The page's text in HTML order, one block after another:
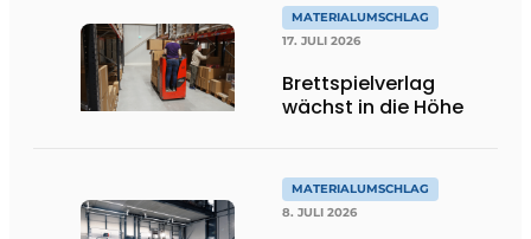
MATERIALUMSCHLAG
17. JULI 2026
Brettspielverlag
wächst in die Höhe
MATERIALUMSCHLAG
8. JULI 2026